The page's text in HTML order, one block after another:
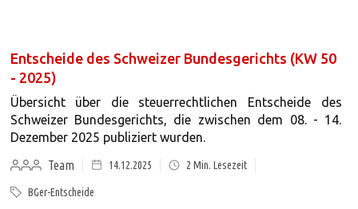
Entscheide des Schweizer Bundesgerichts (KW 50
- 2025)
Übersicht über die steuerrechtlichen Entscheide des
Schweizer Bundesgerichts, die zwischen dem 08. - 14.
Dezember 2025 publiziert wurden.
Team
14.12.2025 2 Min. Lesezeit
BGer-Entscheide